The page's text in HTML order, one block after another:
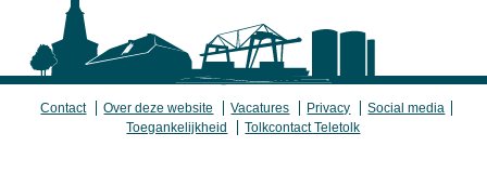
Contact Over deze website Vacatures Privacy
Social media
Toegankelijkheid
Tolkcontact Teletolk